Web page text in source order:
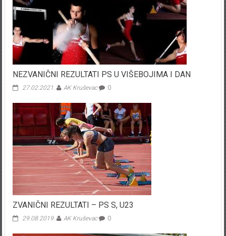
NEZVANIČNI REZULTATI PS U VIŠEBOJIMA I DAN
27.02.2021. AK Kruševac 0
ZVANIČNI REZULTATI – PS S, U23
29.08.2019. AK Kruševac 0